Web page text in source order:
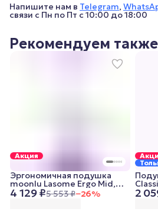
Напишите нам в Telegram,
связи с Пн по Пт с 10:00 до 18:00
Рекомендуем также
Акция
4 129 ₽5 553 ₽−26%
Эргономичная подушка
moonlu Lasome Ergo Mid,
50x38x10/12 см 2